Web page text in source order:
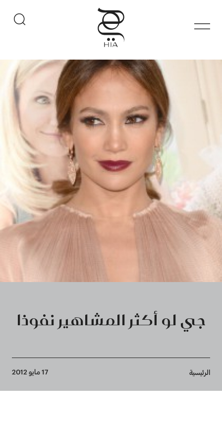
جي لو أكثر المشاهير نفوذا
Breadcrumb
الرئيسية 17 مايو 2012